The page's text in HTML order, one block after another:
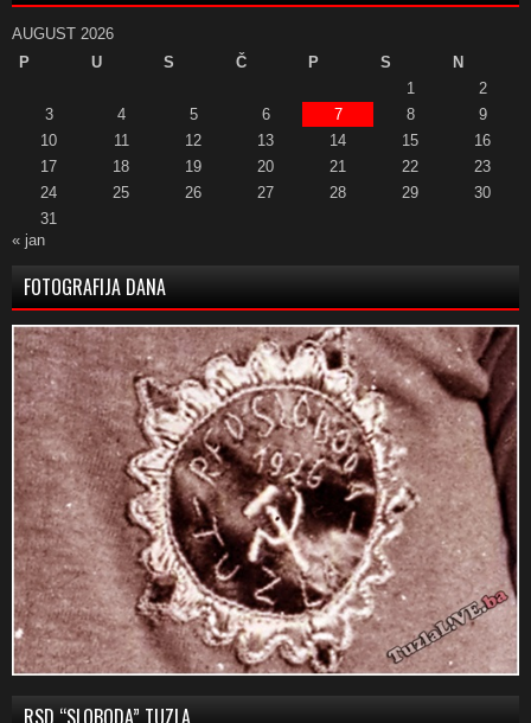
AUGUST 2026
P
U S Č P S
N
1
2
3
4 5 6 7 8
9
10
11 12 13 14 15
16
17
18 19 20 21 22
23
24
25 26 27 28 29
30
31
« jan
FOTOGRAFIJA DANA
RSD “SLOBODA” TUZLA